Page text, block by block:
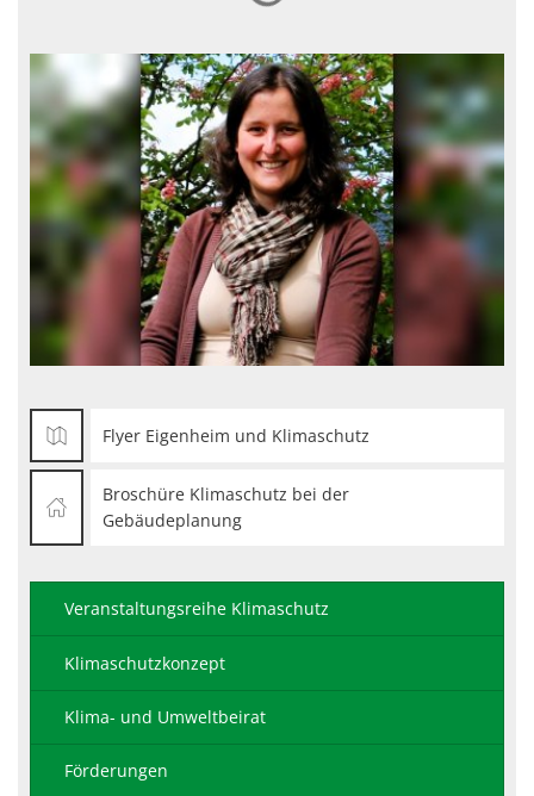
Flyer Eigenheim und Klimaschutz
Broschüre Klimaschutz bei der
Gebäudeplanung
Veranstaltungsreihe Klimaschutz
Klimaschutzkonzept
Klima- und Umweltbeirat
Förderungen